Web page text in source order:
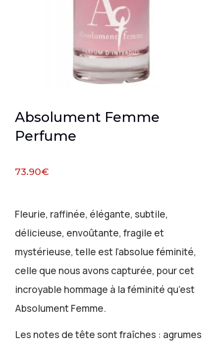
Absolument Femme
Perfume
73.90€
Fleurie, raffinée, élégante, subtile,
délicieuse, envoûtante, fragile et
mystérieuse, telle est l’absolue féminité,
celle que nous avons capturée, pour cet
incroyable hommage à la féminité qu’est
Absolument Femme.
Les notes de tête sont fraîches : agrumes